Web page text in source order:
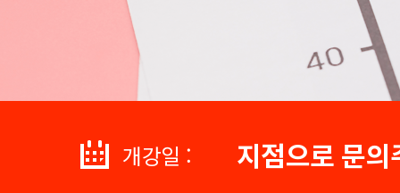
개강일 : 지점으로 문